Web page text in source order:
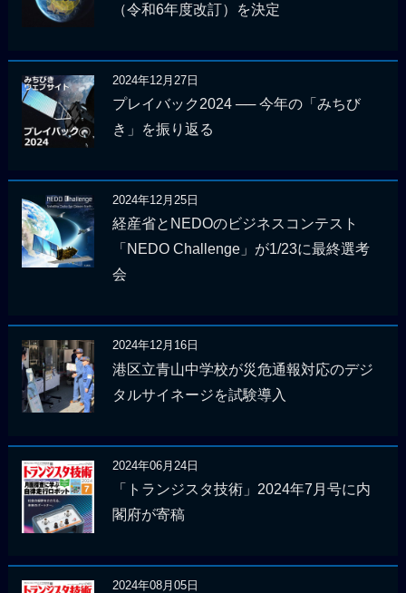
（令和6年度改訂）を決定
2024年12月27日
プレイバック2024 ── 今年の「みちび
き」を振り返る
2024年12月25日
経産省とNEDOのビジネスコンテスト
「NEDO Challenge」が1/23に最終選考
会
2024年12月16日
港区立青山中学校が災危通報対応のデジ
タルサイネージを試験導入
2024年06月24日
「トランジスタ技術」2024年7月号に内
閣府が寄稿
2024年08月05日